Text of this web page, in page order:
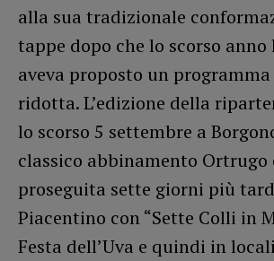
alla sua tradizionale
tappe dopo che lo scorso
aveva proposto un
ridotta. L’edizione della
lo scorso 5 settembre a
classico abbinamento Ortrugo
proseguita sette giorni più
Piacentino con “Sette Colli in
Festa dell’Uva e quindi in